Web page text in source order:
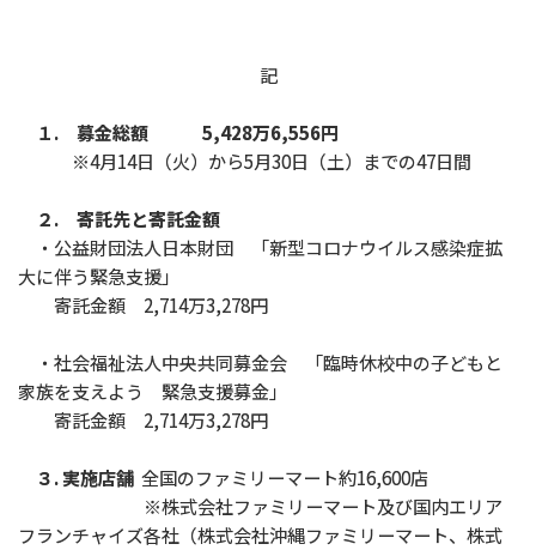
記
１. 募金総額 5,428万6,556円
※4月14日（火）から5月30日（土）までの47日間
２. 寄託先と寄託金額
・公益財団法人日本財団 「新型コロナウイルス感染症拡
大に伴う緊急支援」
寄託金額 2,714万3,278円
・社会福祉法人中央共同募金会 「臨時休校中の子どもと
家族を支えよう 緊急支援募金」
寄託金額 2,714万3,278円
３. 実施店舗 全国のファミリーマート約16,600店
※株式会社ファミリーマート及び国内エリア
フランチャイズ各社（株式会社沖縄ファミリーマート、株式